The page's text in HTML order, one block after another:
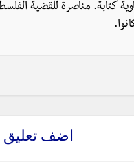
كتابة. مناصرة للقضية
اضف تعليق